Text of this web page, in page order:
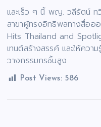
และเร็ว ๆ นี้ พญ. วลีรัตน์ ท
สาขาผู้ทรงอิทธิพลทางสื่ออ
Hits Thailand and
เทนต์สร้างสรรค์ และให้คว
วางกรรมกรชั้นสูง
Post Views: 586